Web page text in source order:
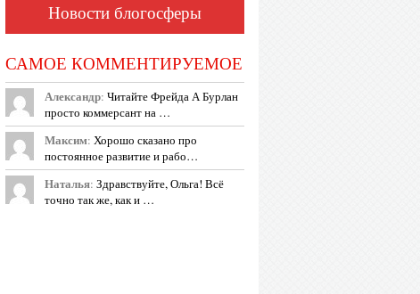
Новости блогосферы
САМОЕ КОММЕНТИРУЕМОЕ
Александр: Читайте Фрейда А Бурлан
просто коммерсант на …
Максим: Хорошо сказано про
постоянное развитие и рабо…
Наталья: Здравствуйте, Ольга! Всё
точно так же, как и …